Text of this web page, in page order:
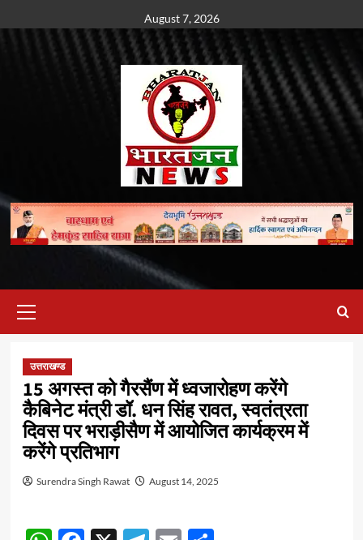
to
August 7, 2026
Menu
उत्तराखण्ड
15 अगस्त को गैरसैंण में ध्वजारोहण करेंगे
कैबिनेट मंत्री डॉ. धन सिंह रावत, स्वतंत्रता
दिवस पर भराड़ीसैण में आयोजित कार्यक्रम में
करेंगे प्रतिभाग
Surendra Singh Rawat August 14, 2025